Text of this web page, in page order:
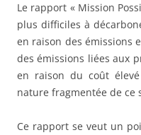
Le rapport « Mission
plus difficiles à
en raison des émissions
des émissions liées aux
en raison du coût
nature fragmentée de ce
Ce rapport se veut un